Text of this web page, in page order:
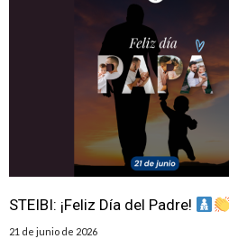
STEIBI: ¡Feliz Día del Padre!
21 de junio de 2026